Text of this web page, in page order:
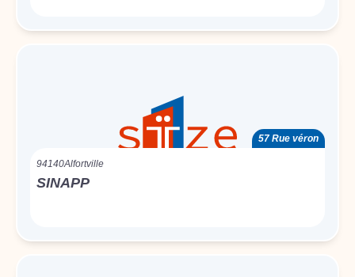
57 Rue véron
94140Alfortville
SINAPP